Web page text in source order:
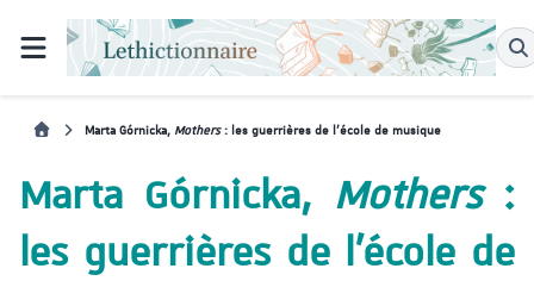
Marta Górnicka, Mothers: les guerrières de l’école de musique
Marta Górnicka, Mothers:
les guerrières de l’école de